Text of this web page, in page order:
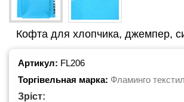
Кофта для хлопчика, джемпер,
Артикул: FL206
Торгівельная марка: Фламинго
Зріст: